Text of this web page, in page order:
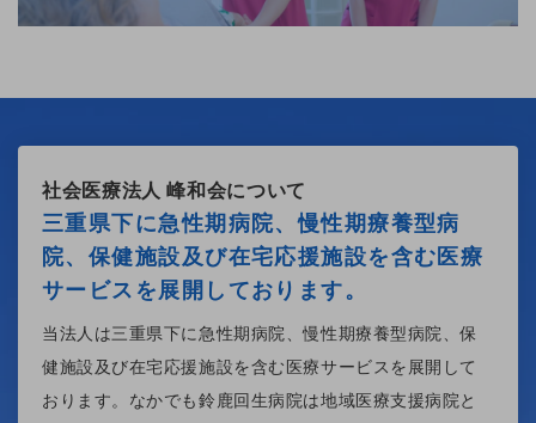
社会医療法人 峰和会について
三重県下に急性期病院、慢性期療養型病
院、保健施設及び在宅応援施設を含む 医療
サービスを展開しております。
当法人は三重県下に急性期病院、慢性期療養型病院、保
健施設及び在宅応援施設を含む医療サービスを展開して
おります。なかでも鈴鹿回生病院は地域医療支援病院と